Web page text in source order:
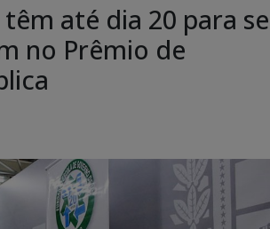
até dia 20 para se
no Prêmio de